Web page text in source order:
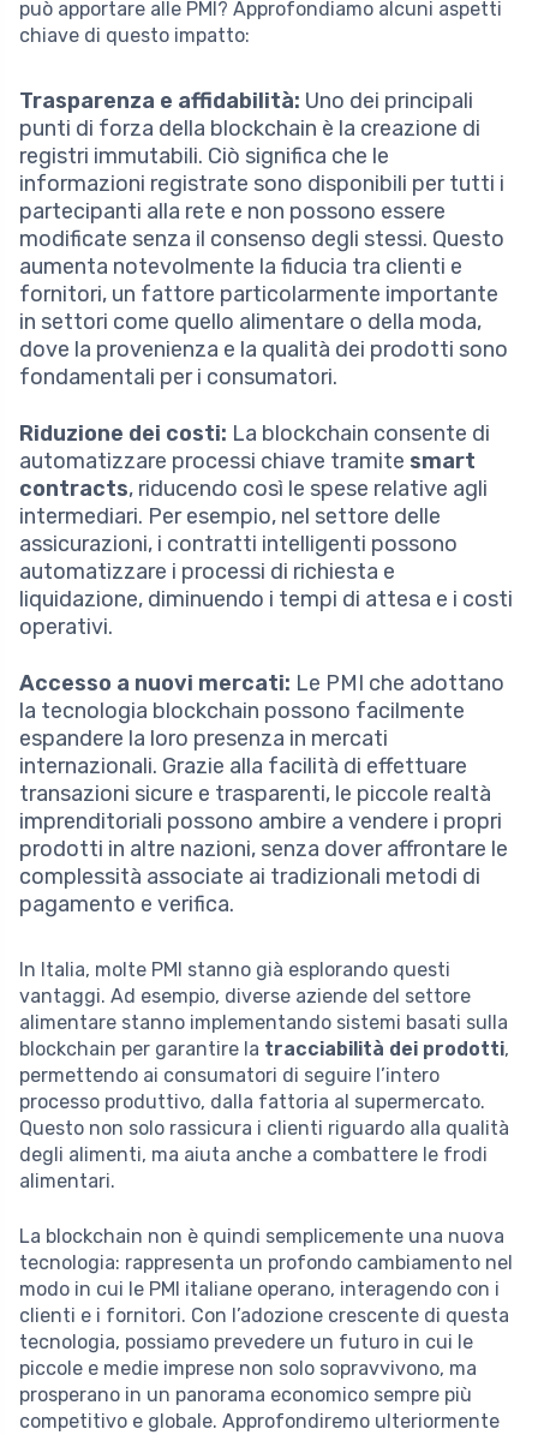
può apportare alle PMI? Approfondiamo alcuni aspetti
chiave di questo impatto:
Trasparenza e affidabilità: Uno dei principali
punti di forza della blockchain è la creazione di
registri immutabili. Ciò significa che le
informazioni registrate sono disponibili per tutti i
partecipanti alla rete e non possono essere
modificate senza il consenso degli stessi. Questo
aumenta notevolmente la fiducia tra clienti e
fornitori, un fattore particolarmente importante
in settori come quello alimentare o della moda,
dove la provenienza e la qualità dei prodotti sono
fondamentali per i consumatori.
Riduzione dei costi: La blockchain consente di
automatizzare processi chiave tramite smart
contracts, riducendo così le spese relative agli
intermediari. Per esempio, nel settore delle
assicurazioni, i contratti intelligenti possono
automatizzare i processi di richiesta e
liquidazione, diminuendo i tempi di attesa e i costi
operativi.
Accesso a nuovi mercati: Le PMI che adottano
la tecnologia blockchain possono facilmente
espandere la loro presenza in mercati
internazionali. Grazie alla facilità di effettuare
transazioni sicure e trasparenti, le piccole realtà
imprenditoriali possono ambire a vendere i propri
prodotti in altre nazioni, senza dover affrontare le
complessità associate ai tradizionali metodi di
pagamento e verifica.
In Italia, molte PMI stanno già esplorando questi
vantaggi. Ad esempio, diverse aziende del settore
alimentare stanno implementando sistemi basati sulla
blockchain per garantire la tracciabilità dei prodotti,
permettendo ai consumatori di seguire l’intero
processo produttivo, dalla fattoria al supermercato.
Questo non solo rassicura i clienti riguardo alla qualità
degli alimenti, ma aiuta anche a combattere le frodi
alimentari.
La blockchain non è quindi semplicemente una nuova
tecnologia: rappresenta un profondo cambiamento nel
modo in cui le PMI italiane operano, interagendo con i
clienti e i fornitori. Con l’adozione crescente di questa
tecnologia, possiamo prevedere un futuro in cui le
piccole e medie imprese non solo sopravvivono, ma
prosperano in un panorama economico sempre più
competitivo e globale. Approfondiremo ulteriormente